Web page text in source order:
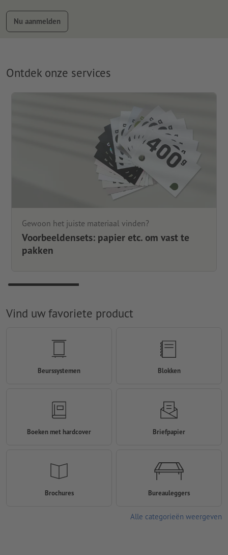
Nu aanmelden
Ontdek onze services
Gewoon het juiste materiaal vinden?
Voorbeeldensets: papier etc. om vast te
pakken
Vind uw favoriete product
Beurssystemen Blokken
Boeken met hardcover Briefpapier
Brochures Bureauleggers
Alle categorieën weergeven